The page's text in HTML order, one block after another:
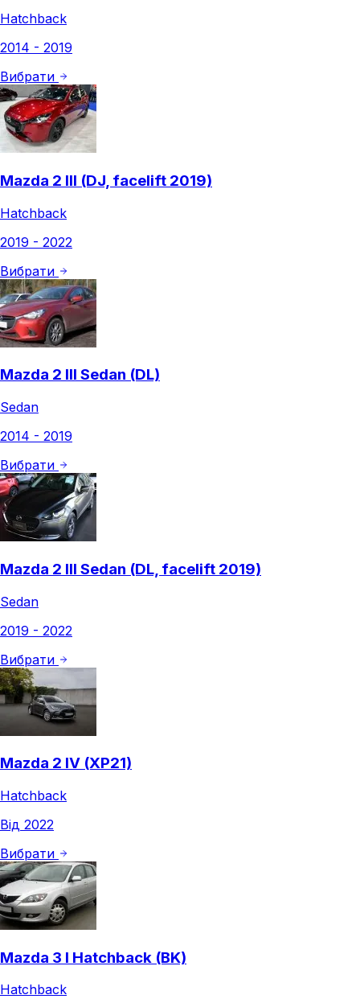
Hatchback
2014 - 2019
Вибрати
Mazda 2 III (DJ, facelift 2019)
Hatchback
2019 - 2022
Вибрати
Mazda 2 III Sedan (DL)
Sedan
2014 - 2019
Вибрати
Mazda 2 III Sedan (DL, facelift 2019)
Sedan
2019 - 2022
Вибрати
Mazda 2 IV (XP21)
Hatchback
Від 2022
Вибрати
Mazda 3 I Hatchback (BK)
Hatchback